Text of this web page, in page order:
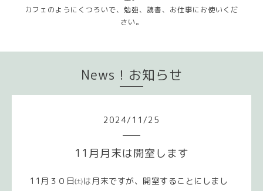
カフェのようにくつろいで、勉強、読書、お仕事にお使いくだ
さい。
News！お知らせ
2024/ 11 /25
11月月末は開室します
11月３０日㈯は月末ですが、開室することにしまし